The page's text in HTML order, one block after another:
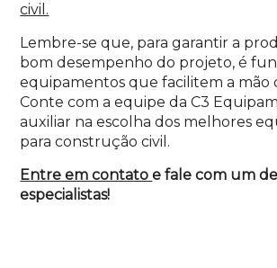
civil.
Lembre-se que, para garantir a
bom desempenho do projeto, é
equipamentos que facilitem a mão
Conte com a equipe da C3
auxiliar na escolha dos melhores
para construção civil.
Entre em contatoe fale com um
especialistas!